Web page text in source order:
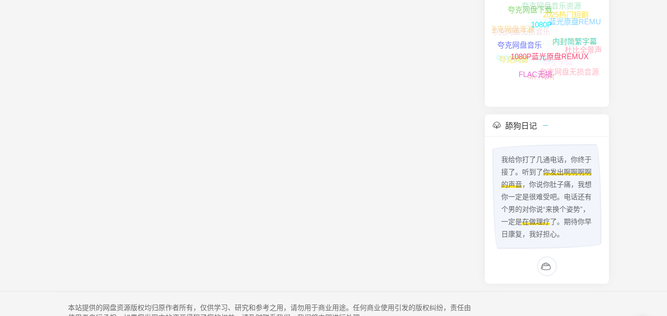
夸克网盘无损音乐
夸克网盘资源
夸克网盘下载
夸克网盘音乐资源
1080P高清资源
1080P高清
夸克网盘HIFI资源
夸克网盘
夸克网盘音乐
1080P
2025热门短剧
蓝光原盘REMUX
无损音乐下载
中文字幕
4K HDR
FLAC无损
1080P蓝光原盘REMUX
内封简繁字幕
杜比全景声
夸克网盘无损音源
舔狗日记
我给你打了几通电话，你终于
接了。听到了你发出啊啊啊啊
的声音，你说你肚子痛，我想
你一定是很难受吧。电话还有
个男的对你说“来换个姿势”，
一定是在做理疗了。期待你早
日康复，我好担心。
本站提供的网盘资源版权均归原作者所有，仅供学习、研究和参考之用，请勿用于商业用途。任何商业使用引发的版权纠纷，责任由